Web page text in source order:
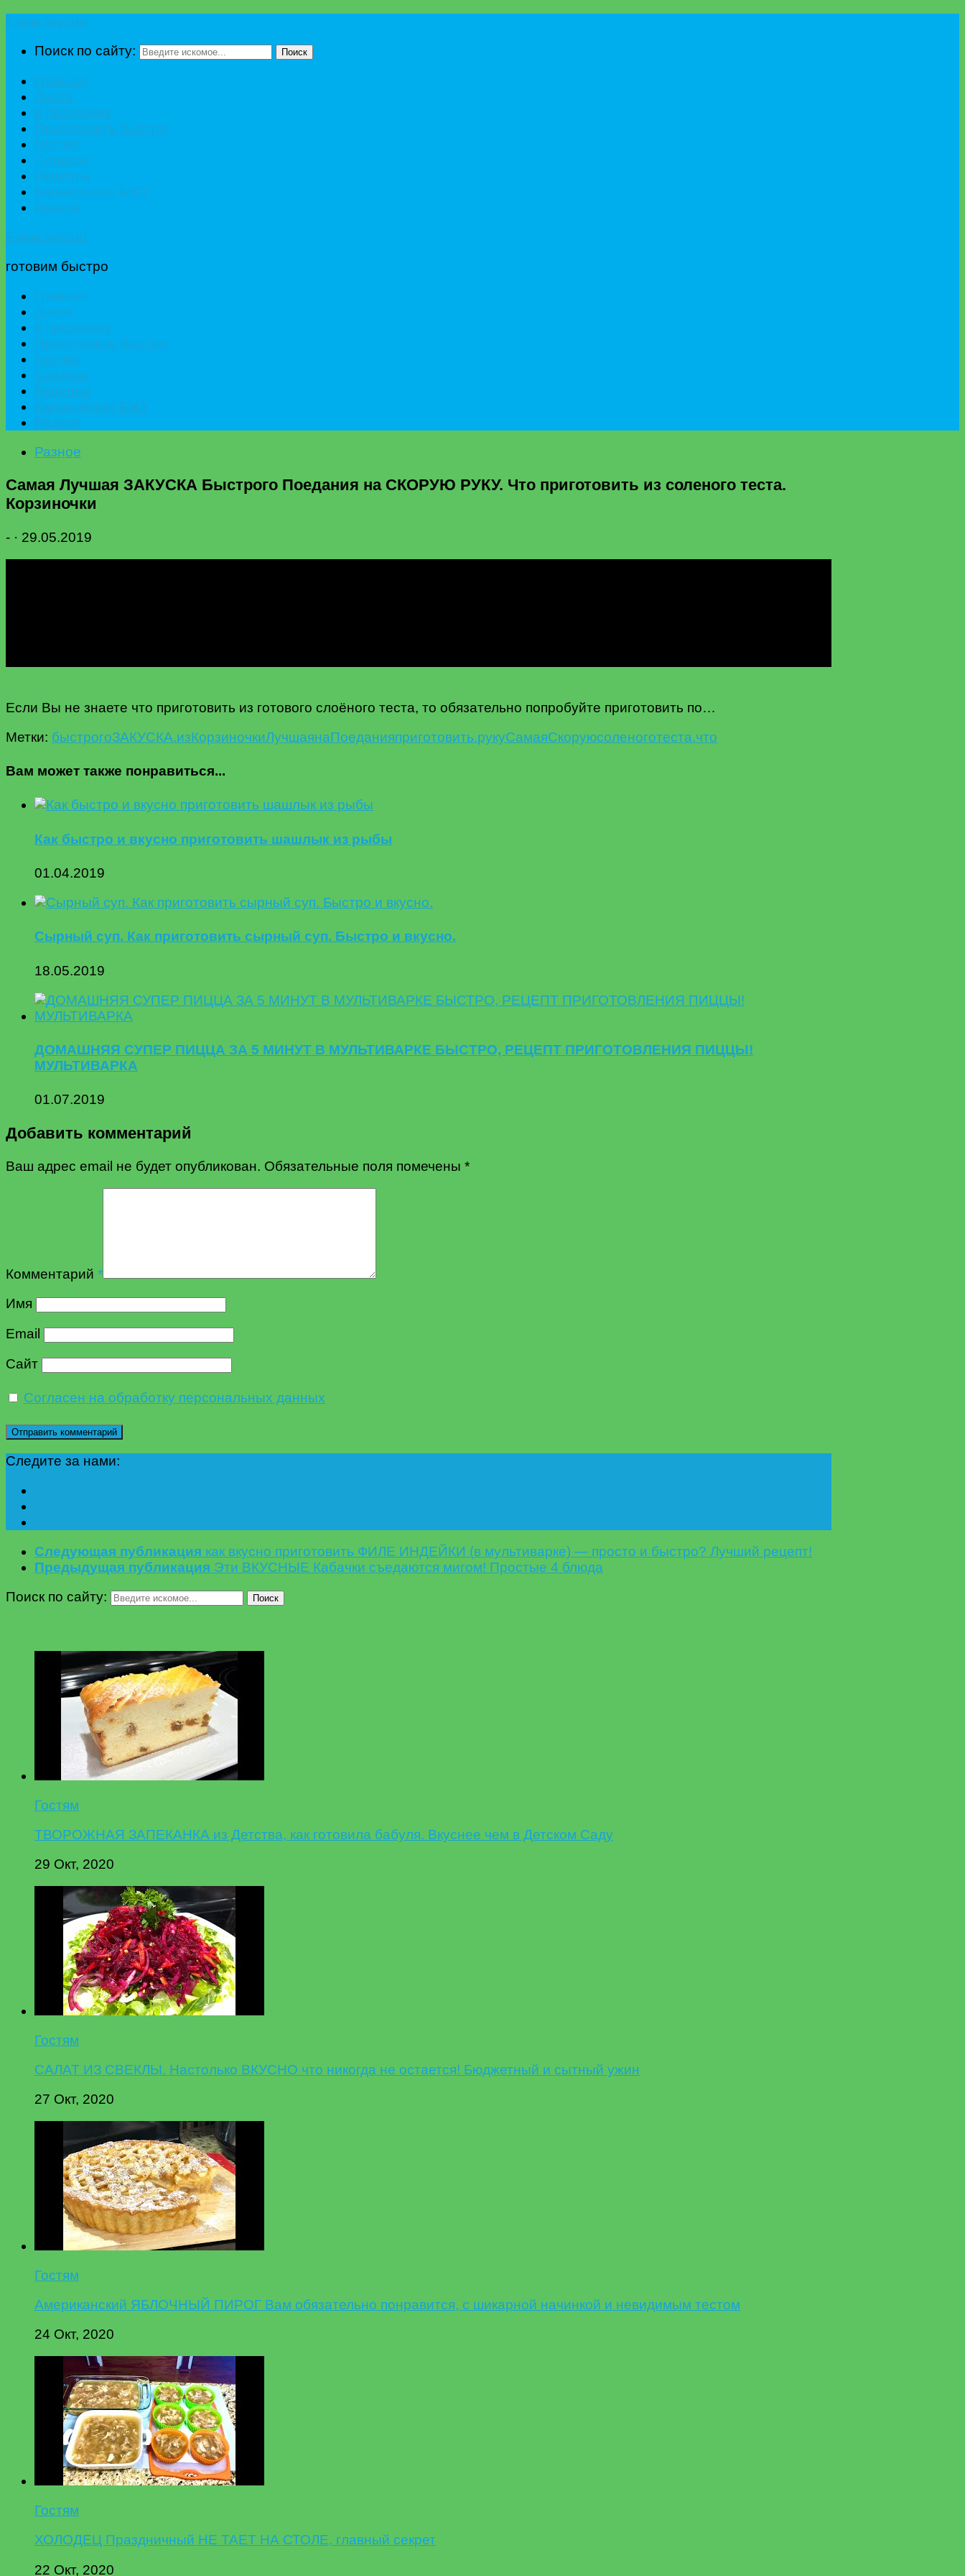
Поиск по сайту:
Поиск
готовим быстро
Разное
Самая Лучшая ЗАКУСКА Быстрого Поедания на СКОРУЮ РУКУ. Что приготовить из соленого теста.
Корзиночки
- · 29.05.2019
Если Вы не знаете что приготовить из готового слоёного теста, то обязательно попробуйте приготовить по…
Метки: быстрогоЗАКУСКА.изКорзиночкиЛучшаянаПоеданияприготовить.рукуСамаяСкоруюсоленоготеста.что
Вам может также понравиться...
Как быстро и вкусно приготовить шашлык из рыбы
01.04.2019
Сырный суп. Как приготовить сырный суп. Быстро и вкусно.
18.05.2019
ДОМАШНЯЯ СУПЕР ПИЦЦА ЗА 5 МИНУТ В МУЛЬТИВАРКЕ БЫСТРО, РЕЦЕПТ ПРИГОТОВЛЕНИЯ ПИЦЦЫ!
МУЛЬТИВАРКА
01.07.2019
Добавить комментарий
Ваш адрес email не будет опубликован. Обязательные поля помечены *
Комментарий *
Имя
Email
Сайт
Согласен на обработку персональных данных
Следите за нами:
Следующая публикация как вкусно приготовить ФИЛЕ ИНДЕЙКИ (в мультиварке) — просто и быстро? Лучший рецепт!
Предыдущая публикация Эти ВКУСНЫЕ Кабачки съедаются мигом! Простые 4 блюда
Поиск по сайту:
Поиск
Гостям
ТВОРОЖНАЯ ЗАПЕКАНКА из Детства, как готовила бабуля. Вкуснее чем в Детском Саду
29 Окт, 2020
Гостям
САЛАТ ИЗ СВЕКЛЫ. Настолько ВКУСНО что никогда не остается! Бюджетный и сытный ужин
27 Окт, 2020
Гостям
Американский ЯБЛОЧНЫЙ ПИРОГ Вам обязательно понравится, с шикарной начинкой и невидимым тестом
24 Окт, 2020
Гостям
ХОЛОДЕЦ Праздничный НЕ ТАЕТ НА СТОЛЕ, главный секрет
22 Окт, 2020